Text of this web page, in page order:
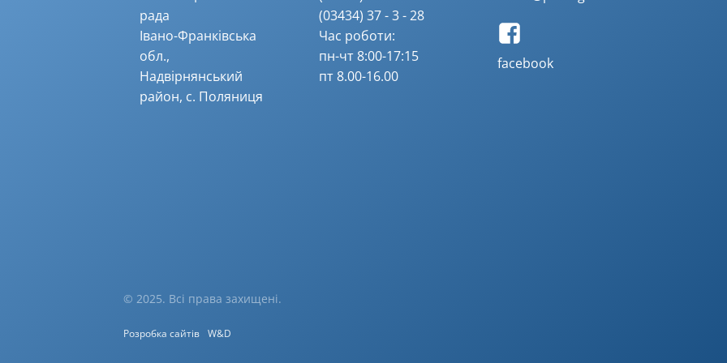
рада
Івано-Франківська
обл.,
Надвірнянський
район, с. Поляниця
(03434) 37 - 3 - 28
Час роботи:
пн-чт 8:00-17:15
пт 8.00-16.00
facebook
© 2025. Всі права захищені.
Розробка сайтів W&D